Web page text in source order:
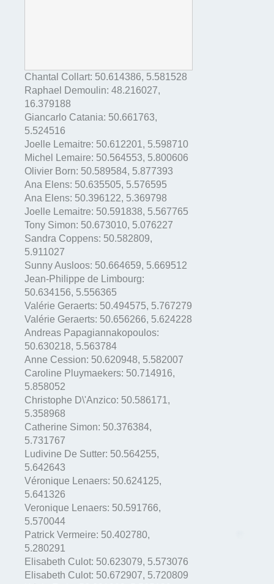
Chantal Collart: 50.614386, 5.581528
Raphael Demoulin: 48.216027,
16.379188
Giancarlo Catania: 50.661763,
5.524516
Joelle Lemaitre: 50.612201 , 5.598710
Michel Lemaire: 50.564553, 5.800606
Olivier Born: 50.589584, 5.877393
Ana Elens: 50.635505, 5.576595
Ana Elens: 50.396122, 5.369798
Joelle Lemaitre: 50.591838, 5.567765
Tony Simon: 50.673010, 5.076227
Sandra Coppens: 50.582809,
5.911027
Sunny Ausloos: 50.664659, 5.669512
Jean-Philippe de Limbourg:
50.634156, 5.556365
Valérie Geraerts: 50.494575, 5.767279
Valérie Geraerts: 50.656266, 5.624228
Andreas Papagiannakopoulos:
50.630218, 5.563784
Anne Cession: 50.620948, 5.582007
Caroline Pluymaekers: 50.714916,
5.858052
Christophe D\'Anzico: 50.586171 ,
5.358968
Catherine Simon: 50.376384,
5.731767
Ludivine De Sutter: 50.564255,
5.642643
Véronique Lenaers: 50.624125,
5.641326
Veronique Lenaers: 50.591766,
5.570044
Patrick Vermeire: 50.402780,
5.280291
Elisabeth Culot: 50.623079, 5.573076
Elisabeth Culot: 50.672907, 5.720809